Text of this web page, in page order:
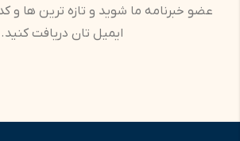
عضو خبرنامه ما شوید و تازه ترین ها و
ایمیل تان دریافت کنید.